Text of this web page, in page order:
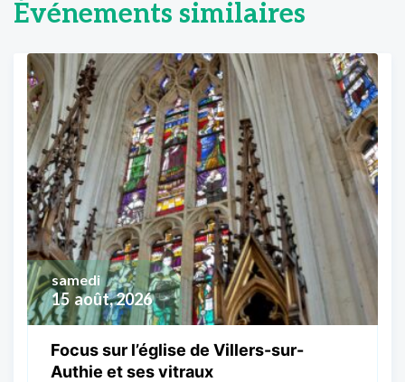
Événements similaires
15 août, 2026
samedi
Focus sur l’église de Villers-sur-
Authie et ses vitraux